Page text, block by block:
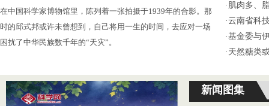
在中国科学家博物馆里，陈列着一张拍摄于1939年的合影。那
时的邱式邦或许未曾想到，自己将用一生的时间，去应对一场
困扰了中华民族数千年的“天灾”。
· 肌肉多、
·云南省科
·基金委与
· 天然糖类
新闻图集